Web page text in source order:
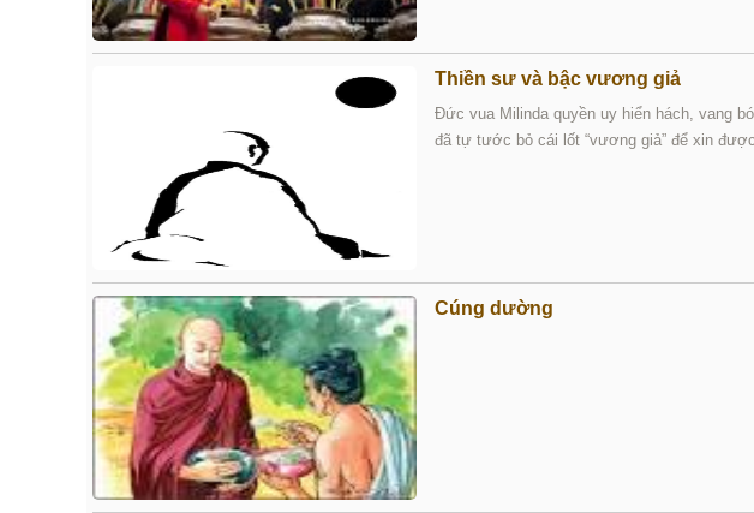
Thiền sư và bậc vương giả
Đức vua Milinda quyền uy hiển hách, vang
đã tự tước bỏ cái lốt “vương giả” để xin
Cúng dường